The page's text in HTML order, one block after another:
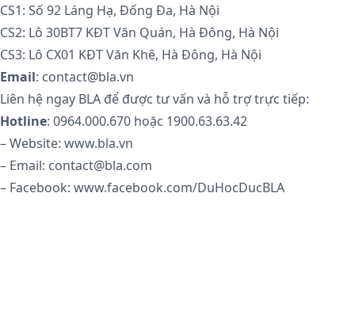
CS1: Số 92 Láng Hạ, Đống Đa, Hà Nội
CS2: Lô 30BT7 KĐT Văn Quán, Hà Đông, Hà Nội
CS3: Lô CX01 KĐT Văn Khê, Hà Đông, Hà Nội
Email: contact@bla.vn
Liên hệ ngay BLA để được tư vấn và hỗ trợ trực tiếp:
Hotline: 0964.000.670 hoặc 1900.63.63.42
– Website: www.bla.vn
– Email: contact@bla.com
– Facebook: www.facebook.com/DuHocDucBLA